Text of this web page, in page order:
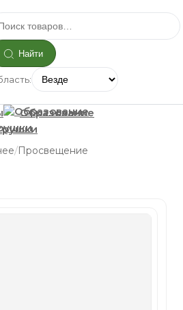
Найти
Образование
/Просвещение